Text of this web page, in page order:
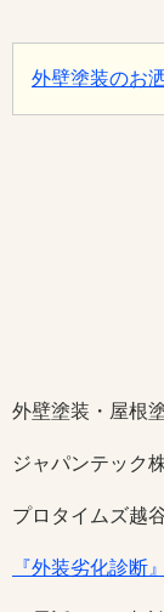
外壁塗装のお
外壁塗装・屋根
ジャパンテック
プロタイムズ越
『外装劣化診断』